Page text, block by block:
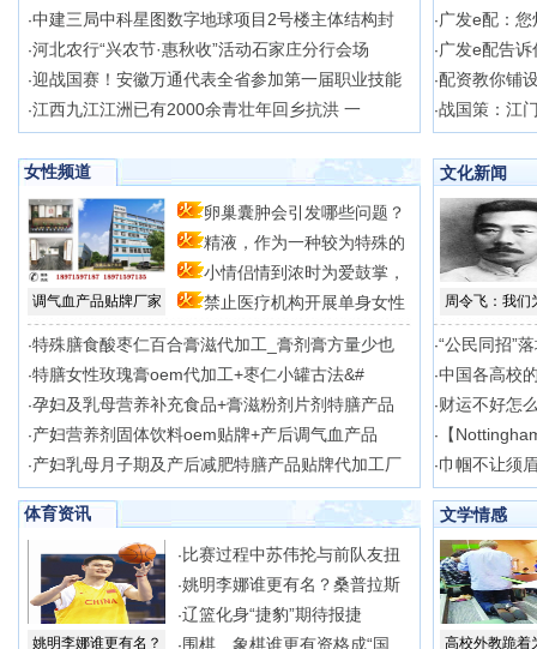
·中建三局中科星图数字地球项目2号楼主体结构封
·河北农行“兴农节·惠秋收”活动石家庄分行会场
·迎战国赛！安徽万通代表全省参加第一届职业技能
·江西九江江洲已有2000余青壮年回乡抗洪 一
· 广发e配：
· 广发e配告
·配资教你铺
·战国策：江
女性频道
调气血产品贴牌厂家
卵巢囊肿会引发哪些问题？
自 精液，作为一种较为特殊的
体 小情侣情到浓时为爱鼓掌，
时 禁止医疗机构开展单身女性
冻
·特殊膳食酸枣仁百合膏滋代加工_膏剂膏方量少也
·特膳女性玫瑰膏oem代加工+枣仁小罐古法&#
·孕妇及乳母营养补充食品+膏滋粉剂片剂特膳产品
·产妇营养剂固体饮料oem贴牌+产后调气血产品
·产妇乳母月子期及产后减肥特膳产品贴牌代加工厂
文化新闻
周令飞：我们
·“公民同招”
·中国各高校
·财运不好怎
· 【
·巾帼不让须
体育资讯
姚明李娜谁更有名？
· 比赛过程中苏伟抡与前队友扭
·姚明李娜谁更有名？桑普拉斯
·辽篮化身“捷豹”期待报捷
· 围棋、象棋谁更有资格成“国
文学情感
高校外教跪着